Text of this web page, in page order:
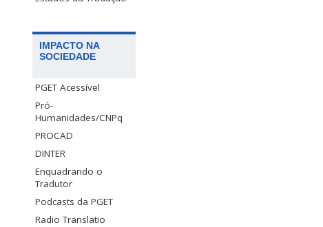
IMPACTO NA
SOCIEDADE
PGET Acessível
Pró-
Humanidades/CNPq
PROCAD
DINTER
Enquadrando o
Tradutor
Podcasts da PGET
Radio Translatio